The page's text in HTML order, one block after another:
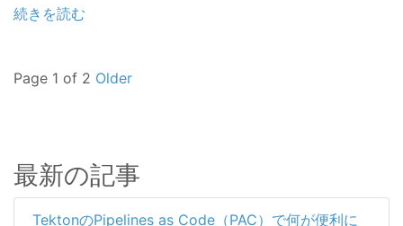
続きを読む
Page 1 of 2 Older
最新の記事
TektonのPipelines as Code（PAC）で何が便利に